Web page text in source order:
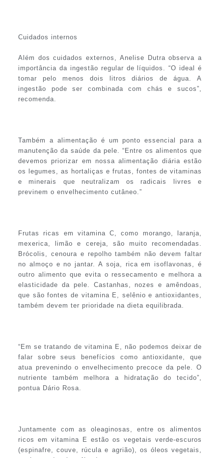
Cuidados internos
Além dos cuidados externos, Anelise Dutra observa a
importância da ingestão regular de líquidos. “O ideal é
tomar pelo menos dois litros diários de água. A
ingestão pode ser combinada com chás e sucos”,
recomenda.
Também a alimentação é um ponto essencial para a
manutenção da saúde da pele. “Entre os alimentos que
devemos priorizar em nossa alimentação diária estão
os legumes, as hortaliças e frutas, fontes de vitaminas
e minerais que neutralizam os radicais livres e
previnem o envelhecimento cutâneo.”
Frutas ricas em vitamina C, como morango, laranja,
mexerica, limão e cereja, são muito recomendadas.
Brócolis, cenoura e repolho também não devem faltar
no almoço e no jantar. A soja, rica em isoflavonas, é
outro alimento que evita o ressecamento e melhora a
elasticidade da pele. Castanhas, nozes e amêndoas,
que são fontes de vitamina E, selênio e antioxidantes,
também devem ter prioridade na dieta equilibrada.
“Em se tratando de vitamina E, não podemos deixar de
falar sobre seus benefícios como antioxidante, que
atua prevenindo o envelhecimento precoce da pele. O
nutriente também melhora a hidratação do tecido”,
pontua Dário Rosa.
Juntamente com as oleaginosas, entre os alimentos
ricos em vitamina E estão os vegetais verde-escuros
(espinafre, couve, rúcula e agrião), os óleos vegetais,